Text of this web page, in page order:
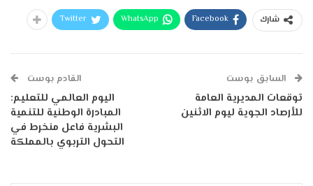
شارك Facebook
WhatsApp
Twitter
السابق بوست
توقعات المديرية العامة
للأرصاد الجوية ليوم الاثنين
القادم بوست
اليوم العالمي للتعليم:
المبادرة الوطنية للتنمية
البشرية فاعل منخرط في
التحول التربوي بالمملكة